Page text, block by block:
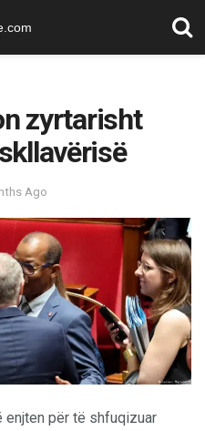
zyrtarisht
Ago
për të shfuqizuar